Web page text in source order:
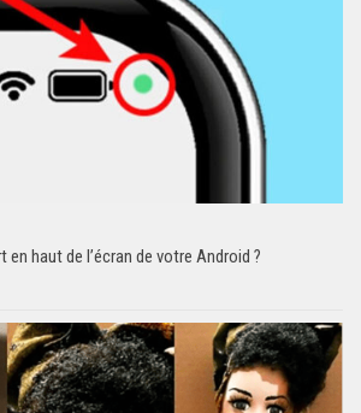
haut de l’écran de votre Android ?